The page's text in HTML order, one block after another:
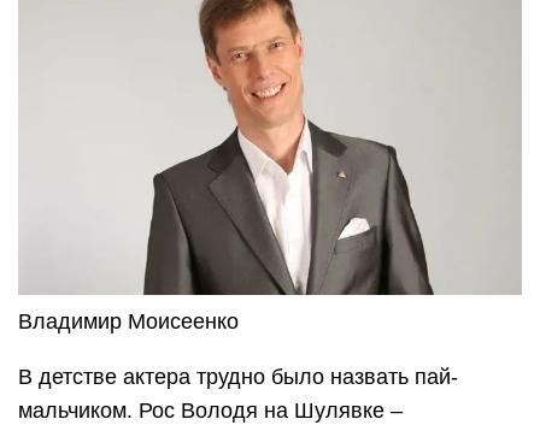
Владимир Моисеенко
В детстве актера трудно было назвать пай-
мальчиком. Рос Володя на Шулявке –